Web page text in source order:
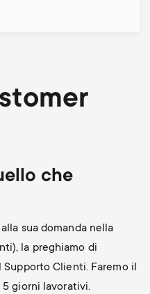
che
sua domanda nella
la preghiamo di
Clienti. Faremo il
giorni lavorativi.